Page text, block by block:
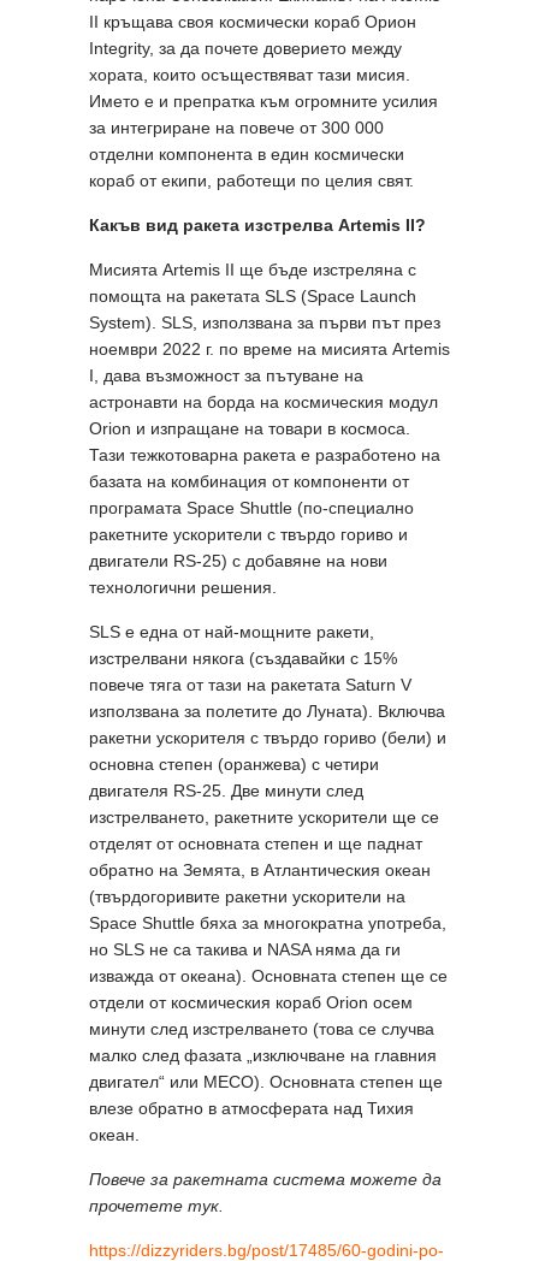
II кръщава своя космически кораб Орион
Integrity, за да почете доверието между
хората, които осъществяват тази мисия.
Името е и препратка към огромните усилия
за интегриране на повече от 300 000
отделни компонента в един космически
кораб от екипи, работещи по целия свят.
Какъв вид ракета изстрелва Artemis II?
Мисията Artemis II ще бъде изстреляна с
помощта на ракетата SLS (Space Launch
System). SLS, използвана за първи път през
ноември 2022 г. по време на мисията Artemis
I, дава възможност за пътуване на
астронавти на борда на космическия модул
Orion и изпращане на товари в космоса.
Тази тежкотоварна ракета е разработено на
базата на комбинация от компоненти от
програмата Space Shuttle (по-специално
ракетните ускорители с твърдо гориво и
двигатели RS-25) с добавяне на нови
технологични решения.
SLS е една от най-мощните ракети,
изстрелвани някога (създавайки с 15%
повече тяга от тази на ракетата Saturn V
използвана за полетите до Луната). Включва
ракетни ускорителя с твърдо гориво (бели) и
основна степен (оранжева) с четири
двигателя RS-25. Две минути след
изстрелването, ракетните ускорители ще се
отделят от основната степен и ще паднат
обратно на Земята, в Атлантическия океан
(твърдогоривите ракетни ускорители на
Space Shuttle бяха за многократна употреба,
но SLS не са такива и NASA няма да ги
изважда от океана). Основната степен ще се
отдели от космическия кораб Orion осем
минути след изстрелването (това се случва
малко след фазата „изключване на главния
двигател“ или MECO). Основната степен ще
влезе обратно в атмосферата над Тихия
океан.
Повече за ракетната система можете да
прочетете тук.
https://dizzyriders.bg/post/17485/60-godini-po-